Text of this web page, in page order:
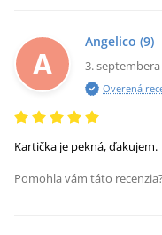
A
Angelico (9)
3. septembera
Overená
Kartička je pekná, ďakujem.
Pomohla vám táto recenzia?